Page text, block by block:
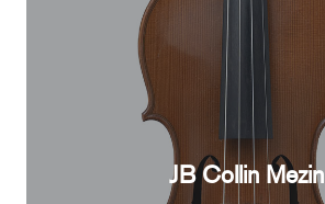
JB Collin Mezin